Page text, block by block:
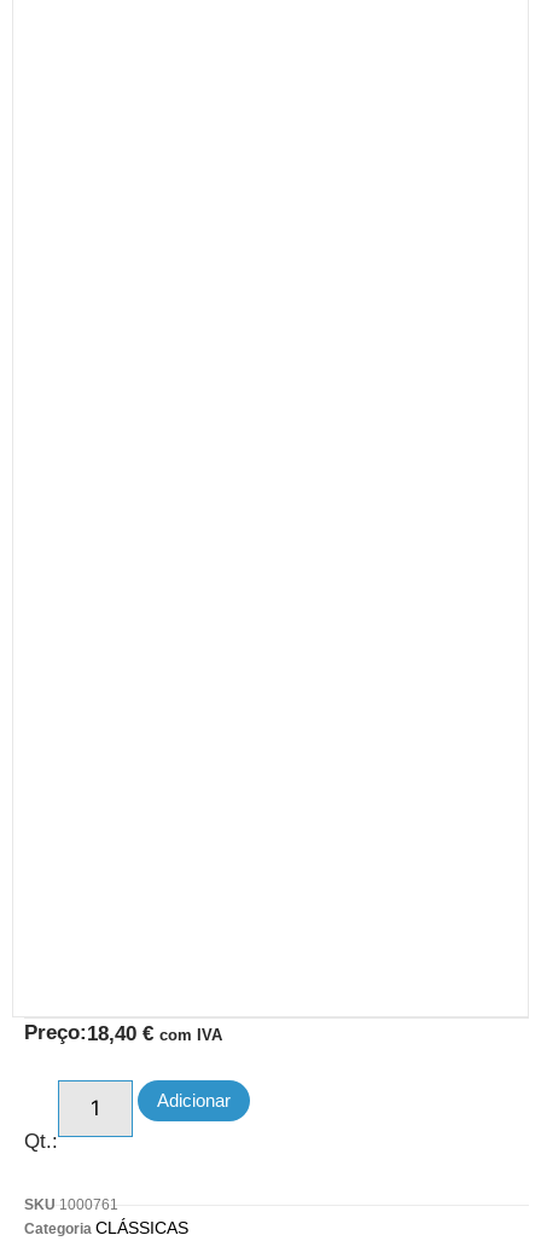
Preço:18,40 € com IVA
Qt.:
Adicionar
SKU 1000761
Categoria CLÁSSICAS